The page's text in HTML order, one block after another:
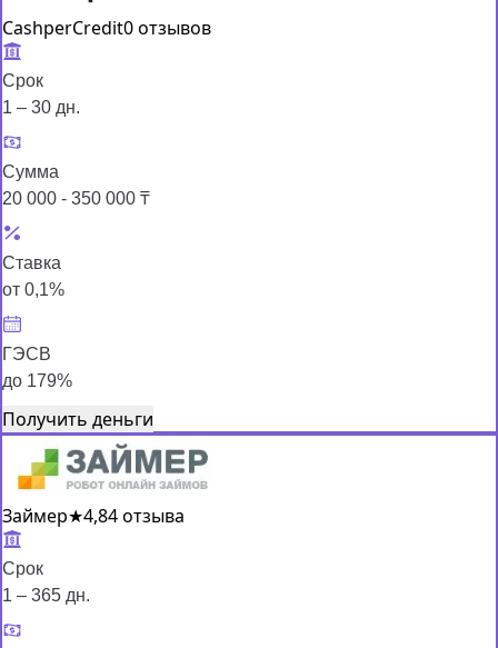
CashperCredit0 отзывов
Срок
1 – 30 дн.
Сумма
20 000 - 350 000 ₸
Ставка
от 0,1%
ГЭСВ
до 179%
Получить деньги
Займер★4,84 отзыва
Срок
1 – 365 дн.